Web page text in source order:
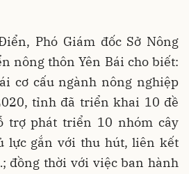
Phó Giám đốc Sở Nông
nông thôn Yên Bái cho biết:
cơ cấu ngành nông nghiệp
tỉnh đã triển khai 10 đề
trợ phát triển 10 nhóm cây
lực gắn với thu hút, liên kết
đồng thời với việc ban hành